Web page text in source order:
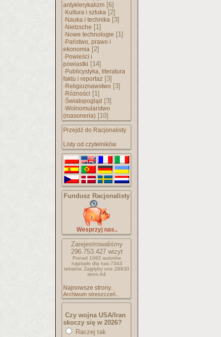
antyklerykalizm [6]
· Kultura i sztuka [2]
· Nauka i technika [3]
· Nietzsche [1]
· Nowe technologie [1]
· Państwo, prawo i
ekonomia [2]
· Powieści i
powiastki [14]
· Publicystyka, literatura
faktu i reportaż [3]
· Religioznawstwo [3]
· Różności [1]
·Światopogląd [3]
·Wolnomularstwo
(masoneria) [10]
Przejdź do Racjonalisty
Listy od czytelników
Fundusz Racjonalisty
Wesprzyj nas..
Zarejestrowaliśmy
296.753.427wizyt
Ponad 1062 autorów
napisało dla nas 7343
tekstów. Zajęłyby one 28930
stron A4
Najnowsze strony..
Archiwum streszczeń..
Czy wojna USA/Iran
skoczy się w 2026?
Raczej tak